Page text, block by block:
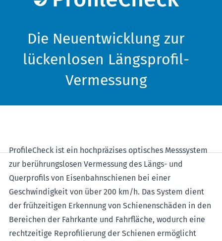
Die Neuentwicklung zur
lückenlosen Längsprofil-
Vermessung
ProfileCheck ist ein hochpräzises optisches Messsystem
zur berührungslosen Vermessung des Längs- und
Querprofils von Eisenbahnschienen bei einer
Geschwindigkeit von über 200 km/h. Das System dient
der frühzeitigen Erkennung von Schienenschäden in den
Bereichen der Fahrkante und Fahrfläche, wodurch eine
rechtzeitige Reprofilierung der Schienen ermöglicht